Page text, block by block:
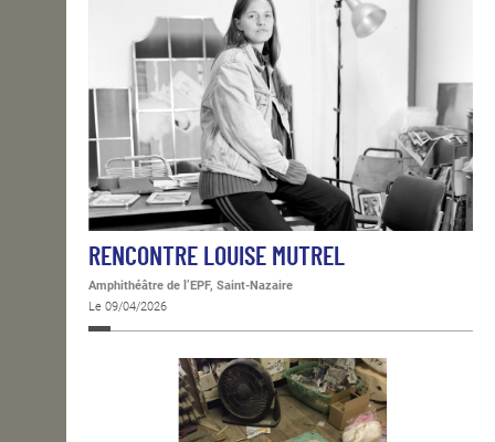
RENCONTRE LOUISE MUTREL
Amphithéâtre de l’EPF, Saint-Nazaire
Le 09/04/2026